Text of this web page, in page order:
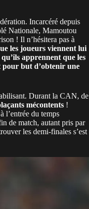
Incarcéré depuis
Nationale, Mamoutou
! Il n’hésitera pas à
les joueurs viennent lui
apprennent que les
pour but d’obtenir une
Durant la CAN, de
mécontents !
l’entrée du temps
de match, autant pris par
les demi-finales s’est